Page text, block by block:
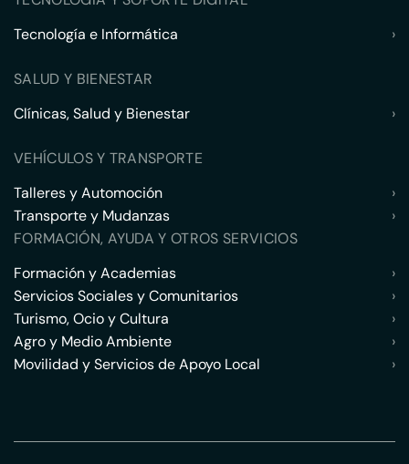
Tecnología e Informática
›
SALUD Y BIENESTAR
Clínicas, Salud y Bienestar
›
VEHÍCULOS Y TRANSPORTE
Talleres y Automoción
›
Transporte y Mudanzas
›
FORMACIÓN, AYUDA Y OTROS SERVICIOS
Formación y Academias
›
Servicios Sociales y Comunitarios
›
Turismo, Ocio y Cultura
›
Agro y Medio Ambiente
›
Movilidad y Servicios de Apoyo Local
›